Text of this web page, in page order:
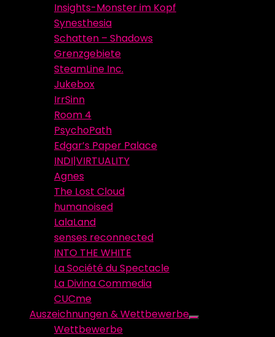
Insights-Monster im Kopf
Synesthesia
Schatten – Shadows
Grenzgebiete
SteamLine Inc.
Jukebox
IrrSinn
Room 4
PsychoPath
Edgar’s Paper Palace
INDI|VIRTUALITY
Agnes
The Lost Cloud
humanoised
LalaLand
senses reconnected
INTO THE WHITE
La Société du Spectacle
La Divina Commedia
CUCme
Auszeichnungen & Wettbewerbe
Show
Wettbewerbe